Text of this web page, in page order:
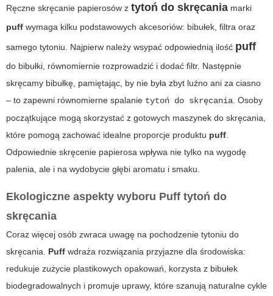
Ręczne skręcanie papierosów z tytoń do skręcania marki
puff wymaga kilku podstawowych akcesoriów: bibułek, filtra oraz
samego tytoniu. Najpierw należy wsypać odpowiednią ilość puff
do bibułki, równomiernie rozprowadzić i dodać filtr. Następnie
skręcamy bibułkę, pamiętając, by nie była zbyt luźno ani za ciasno
– to zapewni równomierne spalanie tytoń do skręcania . Osoby
początkujące mogą skorzystać z gotowych maszynek do skręcania,
które pomogą zachować idealne proporcje produktu puff
Odpowiednie skręcenie papierosa wpływa nie tylko na wygodę
palenia, ale i na wydobycie głębi aromatu i smaku.
Ekologiczne aspekty wyboru Puff tytoń do
skręcania
Coraz więcej osób zwraca uwagę na pochodzenie tytoniu do
skręcania. Puff wdraża rozwiązania przyjazne dla środowiska:
redukuje zużycie plastikowych opakowań, korzysta z bibułek
biodegradowalnych i promuje uprawy, które szanują naturalne cykle